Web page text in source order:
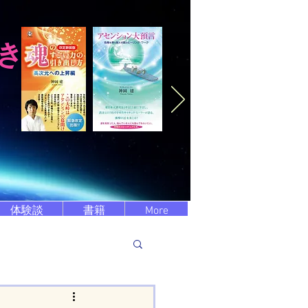
体験談 書籍 More